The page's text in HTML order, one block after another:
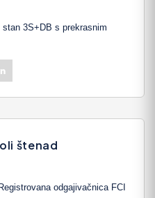
stan 3S+DB s prekrasnim
štenad
odgajivačnica FCI